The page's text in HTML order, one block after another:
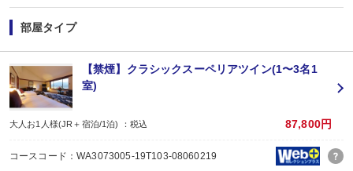
詳しくは、こちら →夏のチャリティプランページ
【お楽しみメニュー】
・記念日(誕生日・結婚記念日・ハネムーン)のお客様に、
夕食時のデザートを記念日バージョンにアレンジしてご用意(要事前予約)
※記念日の前後30日間が適応です。証明できるものをお持ちください。
※ご希望の場合は、予約条件入力の画面で該当の記念日内容をお選びくださ
※1名様1室でご利用の場合、誕生日以外は適用できません。
【ご案内】
部屋タイプ
【禁煙】クラシックスーペリアツイン(1〜3名1
室)
大人お1人様(JR＋宿泊/1泊) ：税込 87,800円
コースコード：WA3073005-19T103-08060219